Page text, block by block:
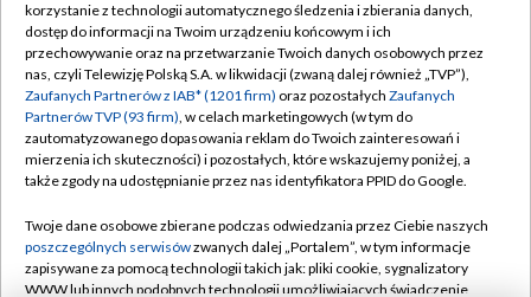
TVP
Abonament TVP
Emisja w TVP
Centrum informacji TVP
Naziemna Telewizja Cyfrowa
Rada Programowa
System NOS
Regulamin TVP
Polityka prywatności
Moje zgody
Pomoc
Kontakt
korzystanie z technologii automatycznego śledzenia i zbierania danych,
dostęp do informacji na Twoim urządzeniu końcowym i ich
przechowywanie oraz na przetwarzanie Twoich danych osobowych przez
nas, czyli Telewizję Polską S.A. w likwidacji (zwaną dalej również „TVP”),
Zaufanych Partnerów z IAB* (1201 firm) oraz pozostałych Zaufanych
Partnerów TVP (93 firm), w celach marketingowych (w tym do
zautomatyzowanego dopasowania reklam do Twoich zainteresowań i
mierzenia ich skuteczności) i pozostałych, które wskazujemy poniżej, a
także zgody na udostępnianie przez nas identyfikatora PPID do Google.
Twoje dane osobowe zbierane podczas odwiedzania przez Ciebie naszych
poszczególnych serwisówzwanych dalej „Portalem”, w tym informacje
zapisywane za pomocą technologii takich jak: pliki cookie, sygnalizatory
WWW lub innych podobnych technologii umożliwiających świadczenie